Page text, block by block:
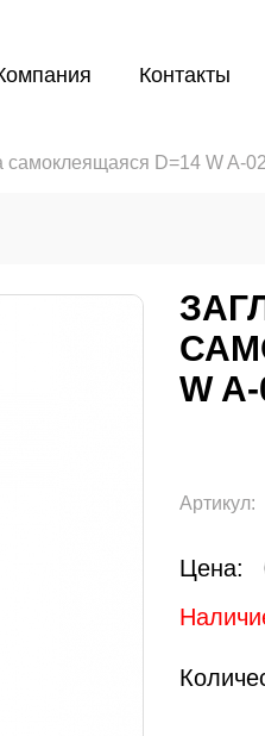
Контакты
самоклеящаяся D=14 W A-
W
Артикул:
Цена: